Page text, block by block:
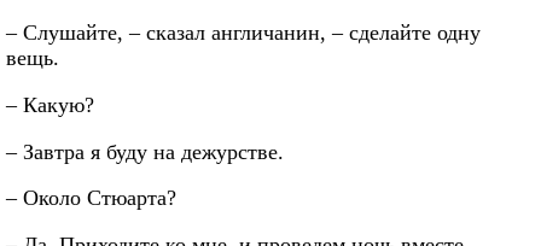
– Слушайте, – сказал англичанин, – сделайте одну
вещь.
– Какую?
– Завтра я буду на дежурстве.
– Около Стюарта?